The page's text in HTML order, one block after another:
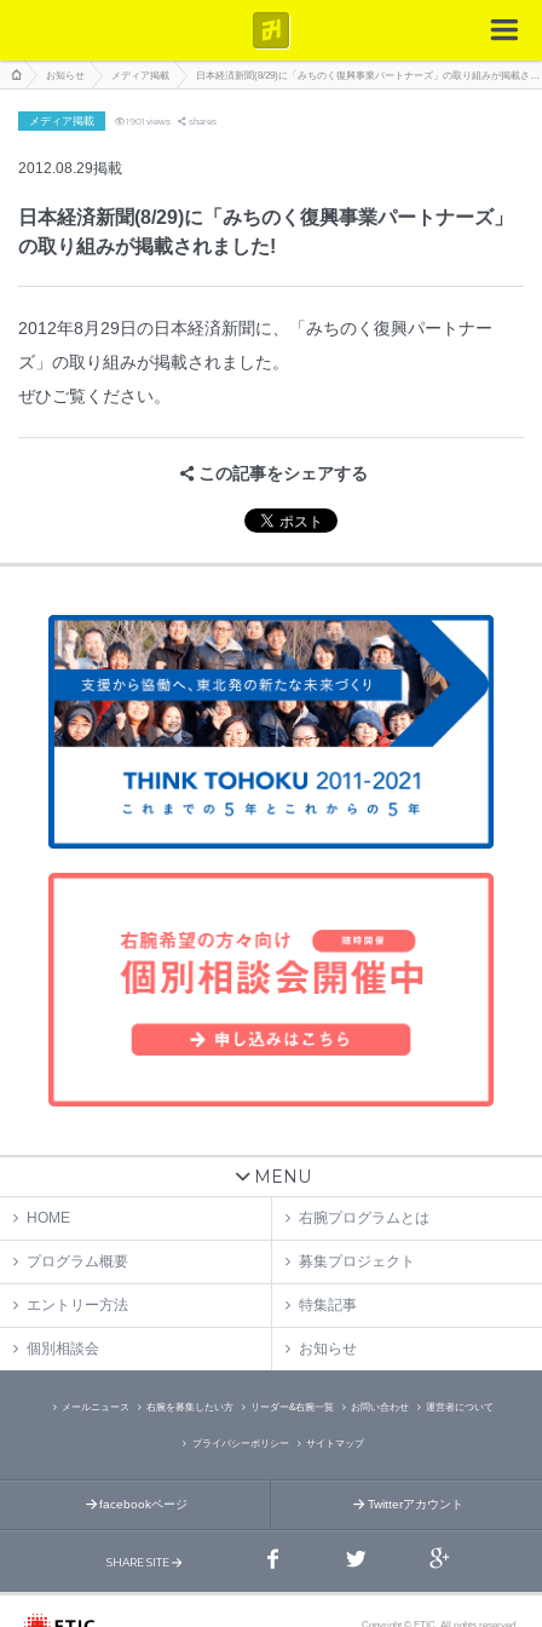
お知らせ メディア掲載 日本経済新聞(8/29)に「みちのく復興事業パートナーズ」の取り組みが掲載されました!
メディア掲載 1901 views shares
2012.08.29掲載
日本経済新聞(8/29)に「みちのく復興事業パートナーズ」
の取り組みが掲載されました!
2012年8月29日の日本経済新聞に、「みちのく復興パートナー
ズ」の取り組みが掲載されました。
ぜひご覧ください。
この記事をシェアする
MENU
HOME 右腕プログラムとは
プログラム概要 募集プロジェクト
エントリー方法 特集記事
個別相談会 お知らせ
メールニュース 右腕を募集したい方 リーダー&右腕一覧 お問い合わせ 運営者について
プライバシーポリシー サイトマップ
facebookページ Twitterアカウント
SHARE SITE
Copyright © ETIC. All rights reserved.